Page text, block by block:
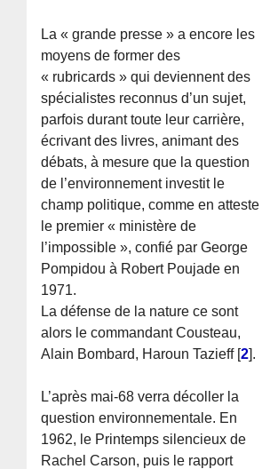
La « grande presse » a encore les
moyens de former des
« rubricards » qui deviennent des
spécialistes reconnus d’un sujet,
parfois durant toute leur carrière,
écrivant des livres, animant des
débats, à mesure que la question
de l’environnement investit le
champ politique, comme en atteste
le premier « ministère de
l’impossible », confié par George
Pompidou à Robert Poujade en
1971.
La défense de la nature ce sont
alors le commandant Cousteau,
Alain Bombard, Haroun Tazieff[2].
L’après mai-68 verra décoller la
question environnementale. En
1962, le Printemps silencieux de
Rachel Carson, puis le rapport